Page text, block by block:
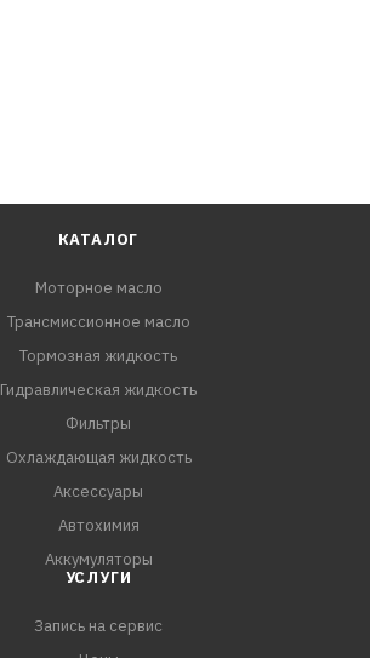
КАТАЛОГ
Моторное масло
Трансмиссионное масло
Тормозная жидкость
Гидравлическая жидкость
Фильтры
Охлаждающая жидкость
Аксессуары
Автохимия
Аккумуляторы
УСЛУГИ
Запись на сервис